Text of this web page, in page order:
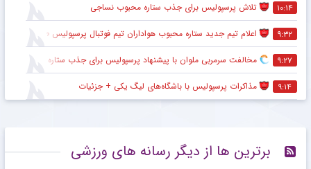
۱۰:۱۴ تلاش پرسپولیس برای جذب ستاره محبوب نساجی
۹:۳۲ اعلام تیم جدید ستاره محبوب هواداران تیم فوتبال پرسپولیس طی ۴۸ ساعت آینده
۹:۲۷ مخالفت سرمربی ملوان با پیشنهاد پرسپولیس برای جذب ستاره محبوبش
۹:۱۴ مذاکرات پرسپولیس با باشگاه‌های لیگ یکی + جزئیات
برترین ها از دیگر رسانه های ورزشی